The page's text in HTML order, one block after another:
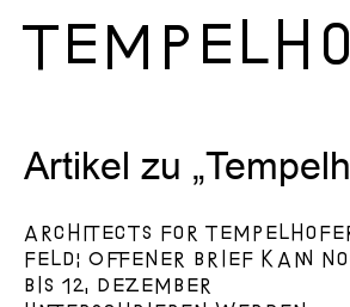
Artikel zu
Architects for
Feld: Offener Brief kann
bis 12. Dezember